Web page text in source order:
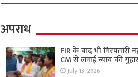
अपराध
FIR के बाद भी गिरफ्तारी
CM से लगाई न्याय की गुहार
July 13, 2026